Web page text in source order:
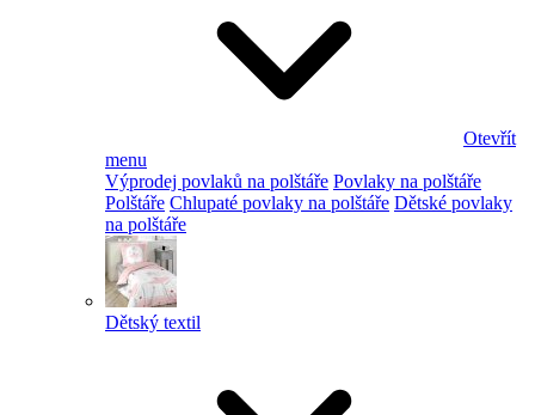
Otevřít
menu
Výprodej povlaků na polštáře Povlaky na polštáře
Polštáře Chlupaté povlaky na polštáře Dětské povlaky
na polštáře
Dětský textil